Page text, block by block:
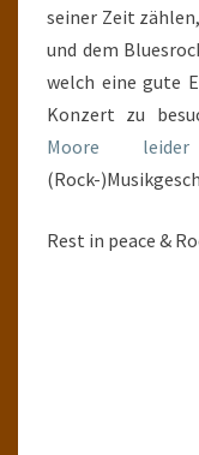
seiner Zeit
und dem
welch eine gute
Konzert zu
Moore
(Rock-
Rest in peace &